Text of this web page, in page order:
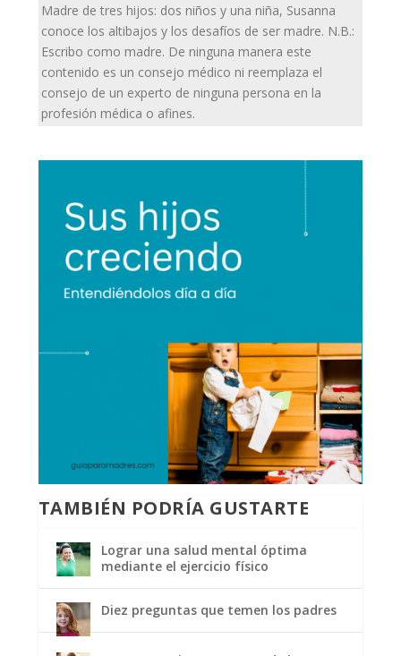
Madre de tres hijos: dos niños y una niña, Susanna
conoce los altibajos y los desafíos de ser madre. N.B.:
Escribo como madre. De ninguna manera este
contenido es un consejo médico ni reemplaza el
consejo de un experto de ninguna persona en la
profesión médica o afines.
TAMBIÉN PODRÍA GUSTARTE
Lograr una salud mental óptima
mediante el ejercicio físico
Diez preguntas que temen los padres